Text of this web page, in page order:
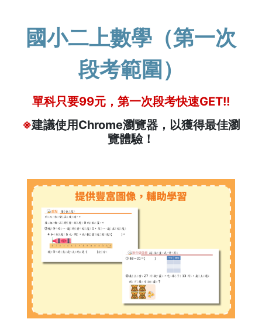
國小二上數學（第一次
段考範圍）
單科只要99元，第一次段考快速GET!!
※建議使用Chrome瀏覽器，以獲得最佳瀏
覽體驗！